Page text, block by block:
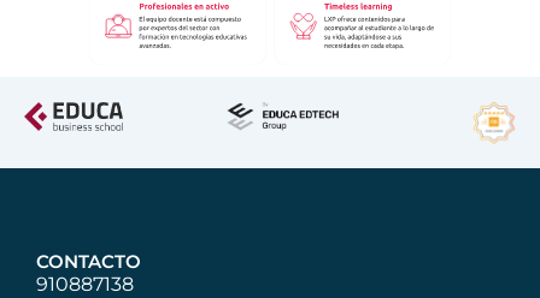
CONTACTO
910887138